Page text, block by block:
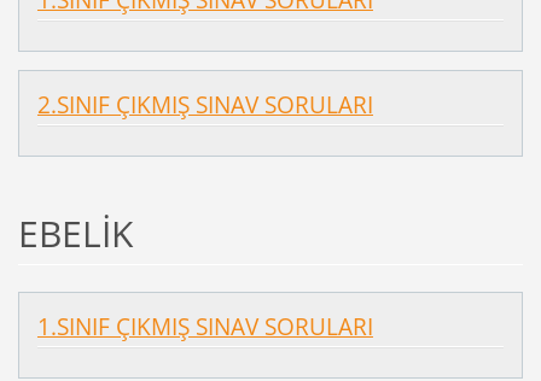
2.SINIF ÇIKMIŞ SINAV SORULARI
EBELİK
1.SINIF ÇIKMIŞ SINAV SORULARI